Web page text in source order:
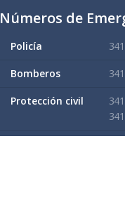
Números de
Policía
Bomberos
Protección civil